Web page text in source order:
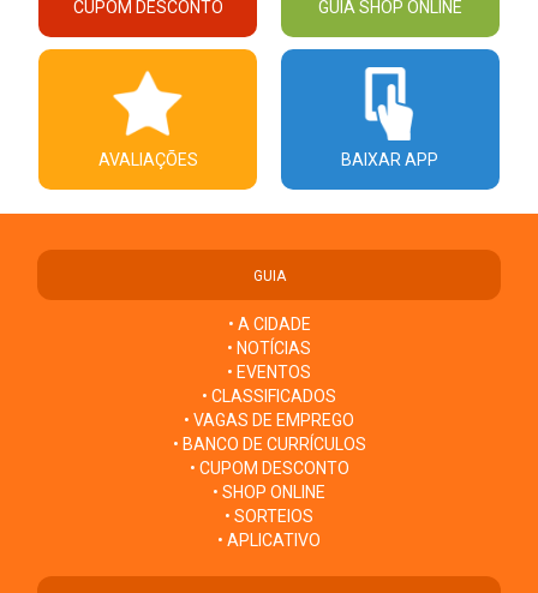
CUPOM DESCONTO GUIA SHOP ONLINE
AVALIAÇÕES BAIXAR APP
GUIA
• A CIDADE
• NOTÍCIAS
• EVENTOS
• CLASSIFICADOS
• VAGAS DE EMPREGO
• BANCO DE CURRÍCULOS
• CUPOM DESCONTO
• SHOP ONLINE
• SORTEIOS
• APLICATIVO